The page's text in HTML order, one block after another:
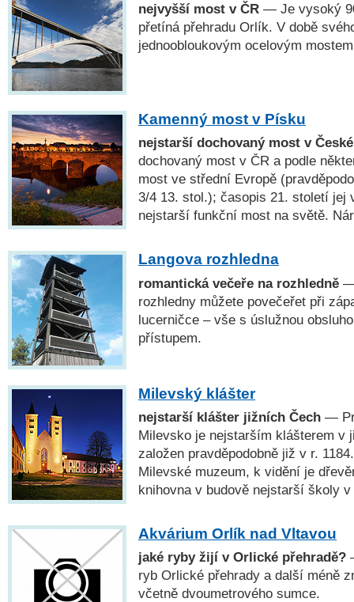
nejvyšší most v ČR — Je vysoký
přetíná přehradu Orlík. V době
jednoobloukovým ocelovým
Kamenný most v Písku
nejstarší dochovaný most v
dochovaný most v ČR a podle
most ve střední Evropě
3/4 13. stol.); časopis 21. století jej
nejstarší funkční most na světě.
Langova rozhledna
romantická večeře na rozhledně —
rozhledny můžete povečeřet při
lucerničce – vše s úslužnou
přístupem.
Milevský klášter
nejstarší klášter jižních Čech —
Milevsko je nejstarším klášterem v
založen pravděpodobně již v r.
Milevské muzeum, k vidění je
knihovna v budově nejstarší školy
Akvárium Orlík nad Vltavou
jaké ryby žijí v Orlické přehradě?
ryb Orlické přehrady a další méně
včetně dvoumetrového sumce.